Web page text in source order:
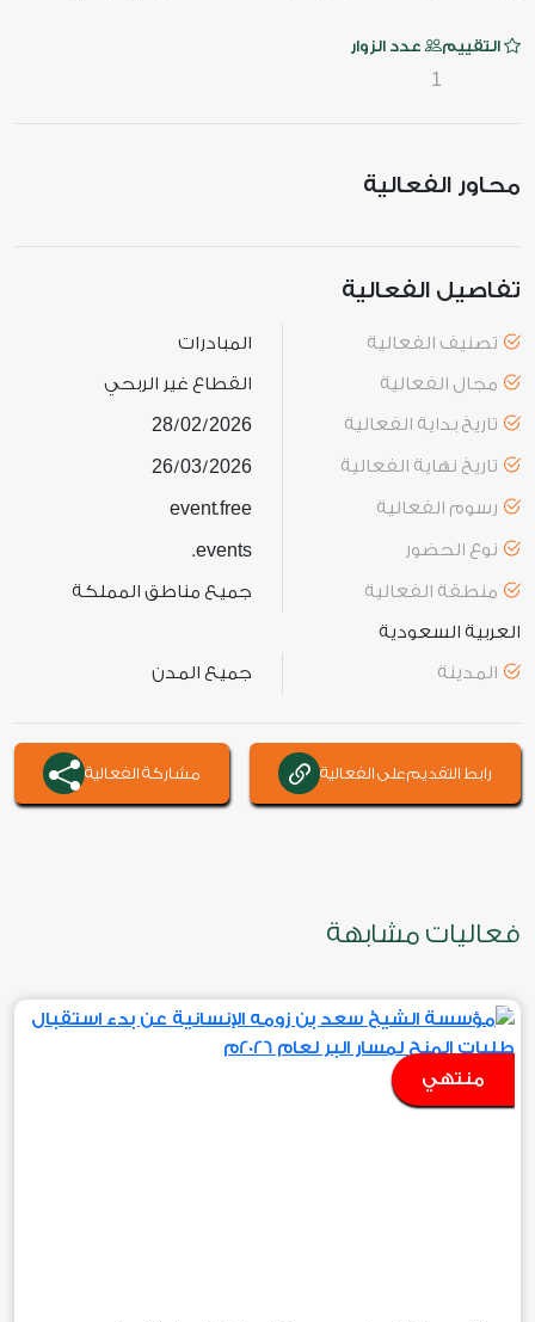
التقييم عدد الزوار
1
محاور الفعالية
تفاصيل الفعالية
تصنيف الفعالية
المبادرات
مجال الفعالية
القطاع غير الربحي
تاريخ بداية الفعالية
28/02/2026
تاريخ نهاية الفعالية 26/03/2026
رسوم الفعالية event.free
نوع الحضور events
.
منطقة الفعالية
جميع مناطق المملكة
العربية السعودية
المدينة
جميع المدن
رابط التقديم على الفعالية مشاركة الفعالية
فعاليات مشابهة
منتهي